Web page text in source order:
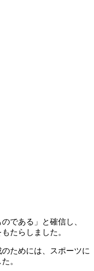
である」と確信し、
たらしました。
ためには、スポーツに
。